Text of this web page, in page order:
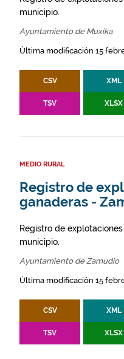
municipio.
Ayuntamiento de Muxika
Última modificación 15
CSV XML
TSV XLSX
MEDIO RURAL
Registro de
ganaderas -
Registro de
municipio.
Ayuntamiento de Zamudio
Última modificación 15
CSV XML
TSV XLSX